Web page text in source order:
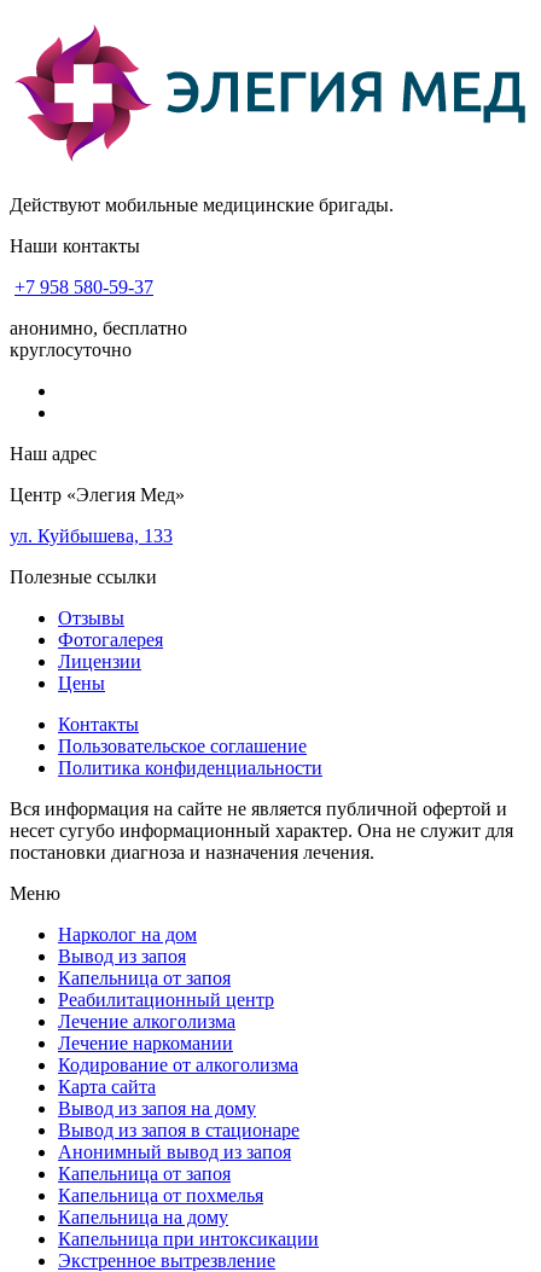
Действуют мобильные медицинские бригады.
Наши контакты
+7 958 580-59-37
анонимно, бесплатно
круглосуточно
Наш адрес
Центр «Элегия Мед»
ул. Куйбышева, 133
Полезные ссылки
Отзывы
Фотогалерея
Лицензии
Цены
Контакты
Пользовательское соглашение
Политика конфиденциальности
Вся информация на сайте не является публичной офертой и
несет сугубо информационный характер. Она не служит для
постановки диагноза и назначения лечения.
Меню
Нарколог на дом
Вывод из запоя
Капельница от запоя
Реабилитационный центр
Лечение алкоголизма
Лечение наркомании
Кодирование от алкоголизма
Карта сайта
Вывод из запоя на дому
Вывод из запоя в стационаре
Анонимный вывод из запоя
Капельница от запоя
Капельница от похмелья
Капельница на дому
Капельница при интоксикации
Экстренное вытрезвление